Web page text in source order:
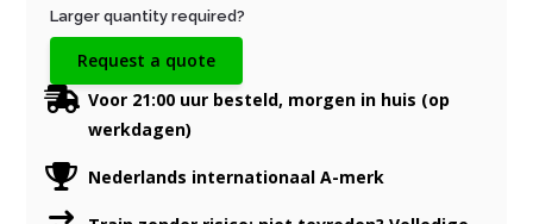
Larger quantity required?
Request a quote
Voor 21:00 uur besteld, morgen in huis (op
werkdagen)
Nederlands internationaal A-merk